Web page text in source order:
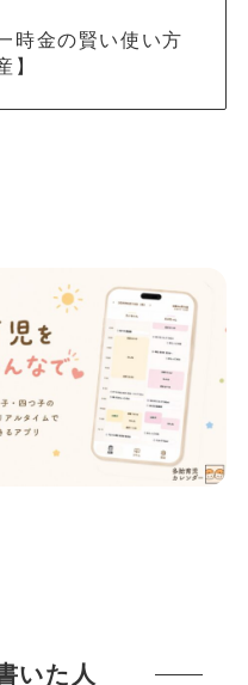
時金の賢い使い方
】
いた人